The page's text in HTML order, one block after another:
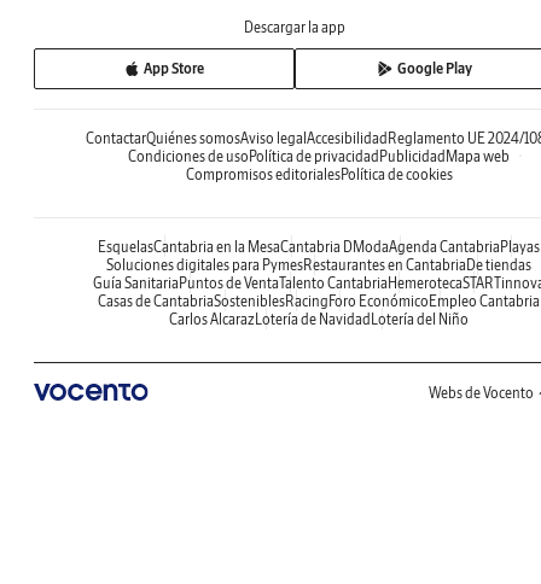
Descargar la app
App Store Google Play
ContactarQuiénes somosAviso legalAccesibilidadReglamento UE 2024/
Condiciones de usoPolítica de privacidadPublicidadMapa web
Compromisos editorialesPolítica de cookies
EsquelasCantabria en la MesaCantabria DModaAgenda CantabriaPlayas
Soluciones digitales para PymesRestaurantes en CantabriaDe tiendas
Guía SanitariaPuntos de VentaTalento CantabriaHemeroteca
Casas de CantabriaSosteniblesRacingForo EconómicoEmpleo Cantabria
Carlos AlcarazLotería de NavidadLotería del Niño
Webs de Vocento